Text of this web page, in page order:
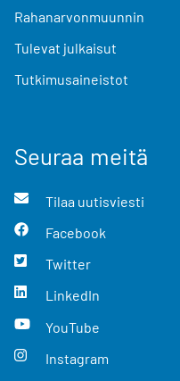
Rahanarvonmuunnin
Tulevat julkaisut
Tutkimusaineistot
Seuraa meitä
Tilaa uutisviesti
Facebook
Twitter
LinkedIn
YouTube
Instagram